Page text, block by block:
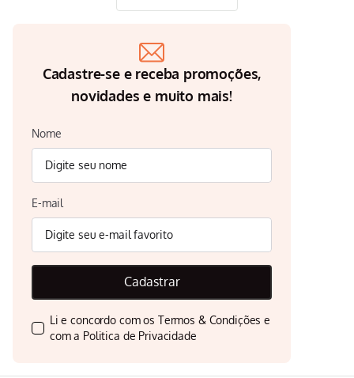
Cadastre-se e receba promoções,
novidades e muito mais!
Nome
E-mail
Cadastrar
Li e concordo com os Termos & Condições e
com a Politica de Privacidade